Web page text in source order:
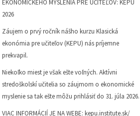
Akadémia klasickej
ekonómie 2023
AKADÉMIA KLASICKEJ EKONÓMIE
EKONOMICKÉHO MYSLENIA PRE UČITEĽOV: KEPU
2026
Záujem o prvý ročník nášho kurzu Klasická
ekonómia pre učiteľov (KEPU) nás príjemne
prekvapil.
Niekoľko miest je však ešte voľných. Aktívni
stredoškolskí učitelia so záujmom o ekonomické
myslenie sa tak ešte môžu prihlásiť do 31. júla 2026.
VIAC INFORMÁCIÍ JE NA WEBE: kepu.institute.sk/